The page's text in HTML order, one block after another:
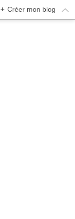
+ Créer mon blog